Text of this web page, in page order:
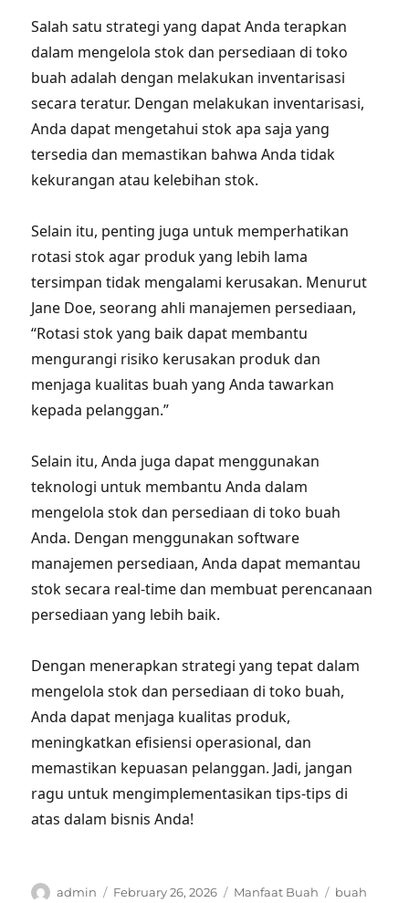
Salah satu strategi yang dapat Anda terapkan
dalam mengelola stok dan persediaan di toko
buah adalah dengan melakukan inventarisasi
secara teratur. Dengan melakukan inventarisasi,
Anda dapat mengetahui stok apa saja yang
tersedia dan memastikan bahwa Anda tidak
kekurangan atau kelebihan stok.
Selain itu, penting juga untuk memperhatikan
rotasi stok agar produk yang lebih lama
tersimpan tidak mengalami kerusakan. Menurut
Jane Doe, seorang ahli manajemen persediaan,
“Rotasi stok yang baik dapat membantu
mengurangi risiko kerusakan produk dan
menjaga kualitas buah yang Anda tawarkan
kepada pelanggan.”
Selain itu, Anda juga dapat menggunakan
teknologi untuk membantu Anda dalam
mengelola stok dan persediaan di toko buah
Anda. Dengan menggunakan software
manajemen persediaan, Anda dapat memantau
stok secara real-time dan membuat perencanaan
persediaan yang lebih baik.
Dengan menerapkan strategi yang tepat dalam
mengelola stok dan persediaan di toko buah,
Anda dapat menjaga kualitas produk,
meningkatkan efisiensi operasional, dan
memastikan kepuasan pelanggan. Jadi, jangan
ragu untuk mengimplementasikan tips-tips di
atas dalam bisnis Anda!
Author
admin
Posted
February 26, 2026 Categories
Manfaat Buah Tags
buah